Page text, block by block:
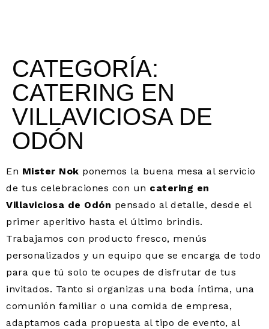
CATEGORÍA:
CATERING EN
VILLAVICIOSA DE
ODÓN
En Mister Nok ponemos la buena mesa al servicio
de tus celebraciones con un catering en
Villaviciosa de Odón pensado al detalle, desde el
primer aperitivo hasta el último brindis.
Trabajamos con producto fresco, menús
personalizados y un equipo que se encarga de todo
para que tú solo te ocupes de disfrutar de tus
invitados. Tanto si organizas una boda íntima, una
comunión familiar o una comida de empresa,
adaptamos cada propuesta al tipo de evento, al